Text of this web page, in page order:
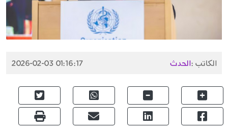
الكاتب :الحدث 2026-02-03 01:16:17